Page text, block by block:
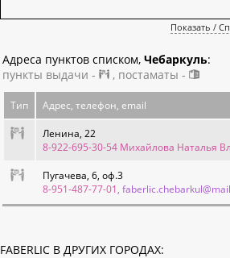
Показать /
Адреса пунктов списком, Чебаркуль:
пункты выдачи -
, постаматы -
Тип Адрес, телефон, email
Ленина, 22
8-922-695-30-54 Михайлова Наталья
Пугачева, 6, оф.3
8-951-487-77-01,
FABERLIC В ДРУГИХ ГОРОДАХ: